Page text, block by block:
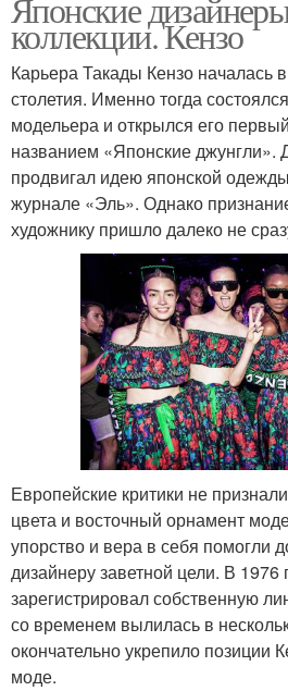
коллекции. Кензо
Карьера Такады Кензо началась
столетия. Именно тогда
модельера и открылся его
названием «Японские джунгли».
продвигал идею японской
журнале «Эль». Однако
художнику пришло далеко не
Европейские критики не
цвета и восточный орнамент
упорство и вера в себя помогли
дизайнеру заветной цели. В 1976
зарегистрировал собственную
со временем вылилась в
окончательно укрепило позиции
моде.